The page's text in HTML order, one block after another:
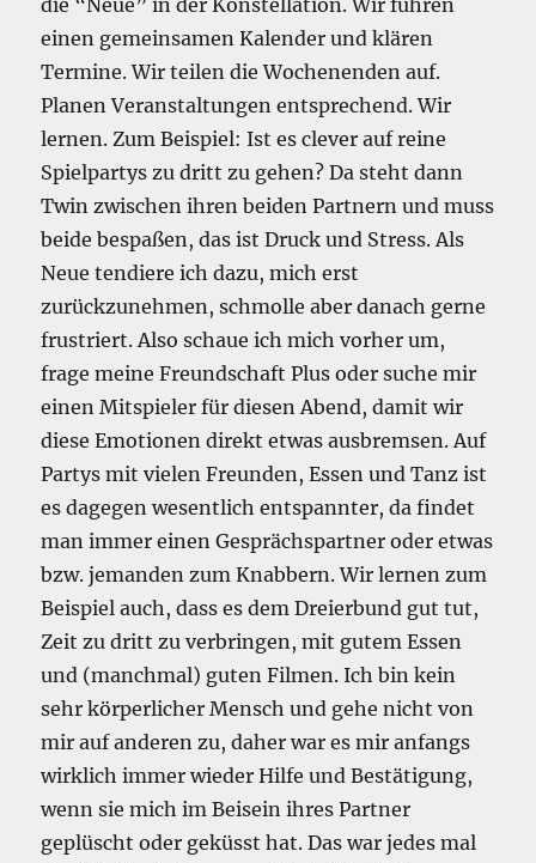
die “Neue” in der Konstellation. Wir führen
einen gemeinsamen Kalender und klären
Termine. Wir teilen die Wochenenden auf.
Planen Veranstaltungen entsprechend. Wir
lernen. Zum Beispiel: Ist es clever auf reine
Spielpartys zu dritt zu gehen? Da steht dann
Twin zwischen ihren beiden Partnern und muss
beide bespaßen, das ist Druck und Stress. Als
Neue tendiere ich dazu, mich erst
zurückzunehmen, schmolle aber danach gerne
frustriert. Also schaue ich mich vorher um,
frage meine Freundschaft Plus oder suche mir
einen Mitspieler für diesen Abend, damit wir
diese Emotionen direkt etwas ausbremsen. Auf
Partys mit vielen Freunden, Essen und Tanz ist
es dagegen wesentlich entspannter, da findet
man immer einen Gesprächspartner oder etwas
bzw. jemanden zum Knabbern. Wir lernen zum
Beispiel auch, dass es dem Dreierbund gut tut,
Zeit zu dritt zu verbringen, mit gutem Essen
und (manchmal) guten Filmen. Ich bin kein
sehr körperlicher Mensch und gehe nicht von
mir auf anderen zu, daher war es mir anfangs
wirklich immer wieder Hilfe und Bestätigung,
wenn sie mich im Beisein ihres Partner
geplüscht oder geküsst hat. Das war jedes mal